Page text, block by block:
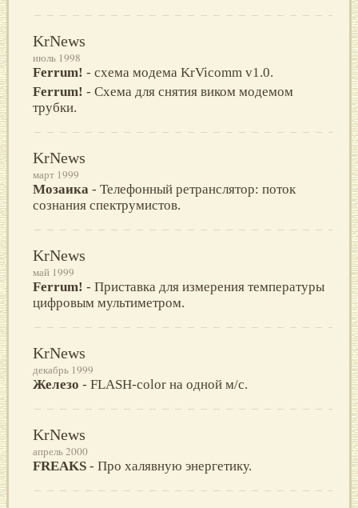
KrNews
июль 1998
Ferrum! - схема модема KrVicomm v1.0.
Ferrum! - Схема для снятия виком модемом
трубки.
KrNews
март 1999
Мозаика - Телефонный ретранслятор: поток
сознания спектрумистов.
KrNews
май 1999
Ferrum! - Приставка для измерения температуры
цифровым мультиметром.
KrNews
декабрь 1999
Железо - FLASH-color на одной м/с.
KrNews
апрель 2000
FREAKS - Про халявную энергетику.